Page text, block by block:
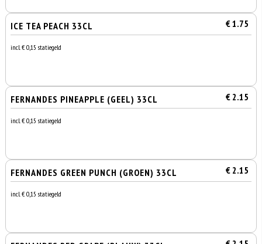
ICE TEA PEACH 33CL € 1.75
incl. € 0,15 statiegeld
FERNANDES PINEAPPLE (GEEL) 33CL € 2.15
incl. € 0,15 statiegeld
FERNANDES GREEN PUNCH (GROEN) 33CL € 2.15
incl. € 0,15 statiegeld